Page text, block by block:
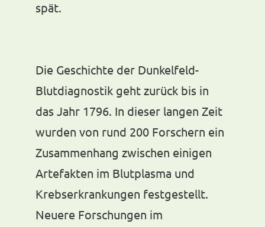
spät.
Die Geschichte der Dunkelfeld-
Blutdiagnostik geht zurück bis in
das Jahr 1796. In dieser langen Zeit
wurden von rund 200 Forschern ein
Zusammenhang zwischen einigen
Artefakten im Blutplasma und
Krebserkrankungen festgestellt.
Neuere Forschungen im